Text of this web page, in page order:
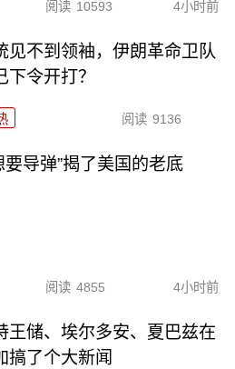
阅读 10593 4小时前
见不到领袖，伊朗革命卫队
下令开打？
阅读 9136
导弹”揭了美国的老底
阅读 4855 4小时前
王储、埃尔多安、夏巴兹在
搞了个大新闻